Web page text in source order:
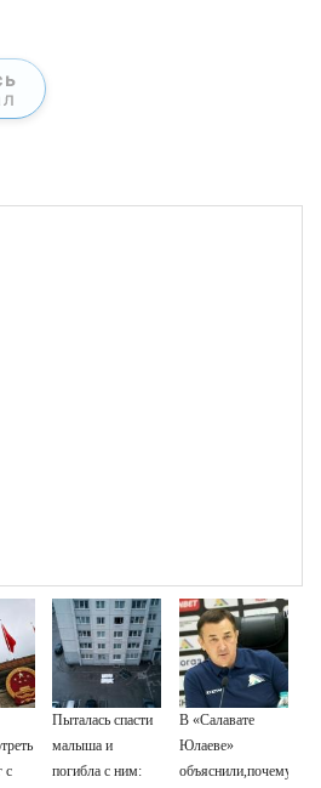
с
Пыталась спасти
малыша и
погибла с ним:
В «Салавате
Юлаеве»
объяснили,почему